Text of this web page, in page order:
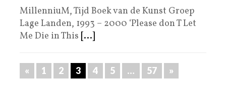
MillenniuM, Tijd Boek van de Kunst Groep
Lage Landen, 1993 – 2000 ‘Please don T Let
Me Die in This [...]
« 1 2 3 4 5 … 57 »